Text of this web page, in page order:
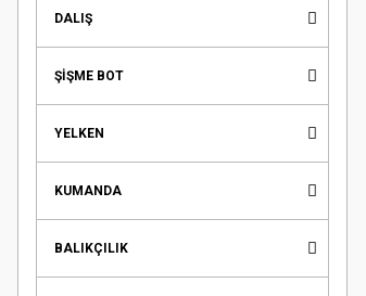
DALIŞ
ŞİŞME BOT
YELKEN
KUMANDA
BALIKÇILIK